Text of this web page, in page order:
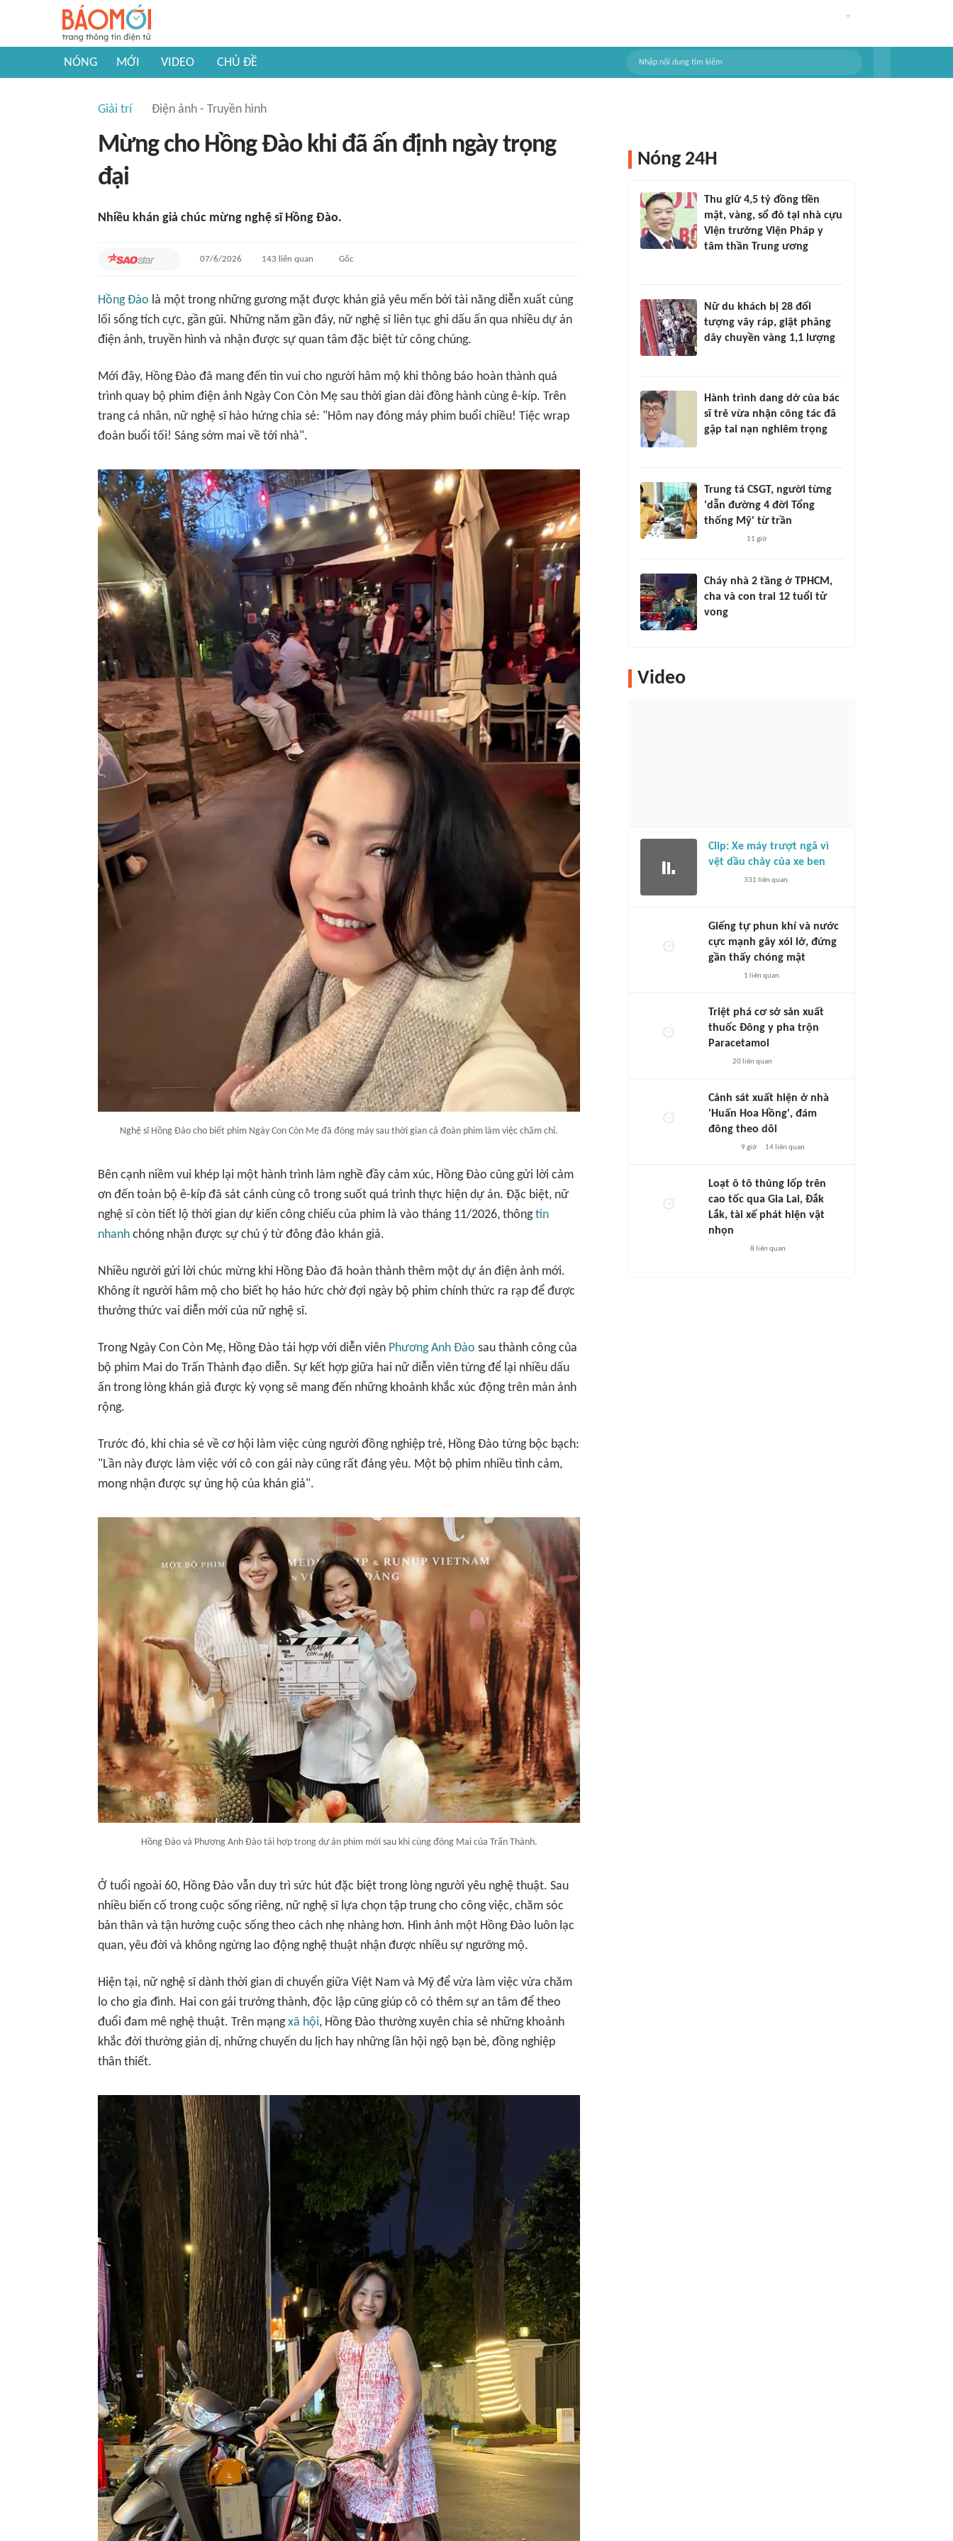
NÓNG MỚI VIDEO CHỦ ĐỀ
Giải trí Điện ảnh - Truyền hình
Mừng cho Hồng Đào khi đã ấn định ngày trọng
đại
Nhiều khán giả chúc mừng nghệ sĩ Hồng Đào.
07/6/2026 143 liên quan Gốc
Hồng Đào là một trong những gương mặt được khán giả yêu mến bởi tài năng diễn xuất cùng
lối sống tích cực, gần gũi. Những năm gần đây, nữ nghệ sĩ liên tục ghi dấu ấn qua nhiều dự án
điện ảnh, truyền hình và nhận được sự quan tâm đặc biệt từ công chúng.
Mới đây, Hồng Đào đã mang đến tin vui cho người hâm mộ khi thông báo hoàn thành quá
trình quay bộ phim điện ảnh Ngày Con Còn Mẹ sau thời gian dài đồng hành cùng ê-kíp. Trên
trang cá nhân, nữ nghệ sĩ hào hứng chia sẻ: "Hôm nay đóng máy phim buổi chiều! Tiệc wrap
đoàn buổi tối! Sáng sớm mai về tới nhà".
Nghệ sĩ Hồng Đào cho biết phim Ngày Con Còn Mẹ đã đóng máy sau thời gian cả đoàn phim làm việc chăm chỉ.
Bên cạnh niềm vui khép lại một hành trình làm nghề đầy cảm xúc, Hồng Đào cũng gửi lời cảm
ơn đến toàn bộ ê-kíp đã sát cánh cùng cô trong suốt quá trình thực hiện dự án. Đặc biệt, nữ
nghệ sĩ còn tiết lộ thời gian dự kiến công chiếu của phim là vào tháng 11/2026, thôngtin
nhanh chóng nhận được sự chú ý từ đông đảo khán giả.
Nhiều người gửi lời chúc mừng khi Hồng Đào đã hoàn thành thêm một dự án điện ảnh mới.
Không ít người hâm mộ cho biết họ háo hức chờ đợi ngày bộ phim chính thức ra rạp để được
thưởng thức vai diễn mới của nữ nghệ sĩ.
Trong Ngày Con Còn Mẹ, Hồng Đào tái hợp với diễn viên Phương Anh Đào sau thành công của
bộ phim Mai do Trấn Thành đạo diễn. Sự kết hợp giữa hai nữ diễn viên từng để lại nhiều dấu
ấn trong lòng khán giả được kỳ vọng sẽ mang đến những khoảnh khắc xúc động trên màn ảnh
rộng.
Trước đó, khi chia sẻ về cơ hội làm việc cùng người đồng nghiệp trẻ, Hồng Đào từng bộc bạch:
"Lần này được làm việc với cô con gái này cũng rất đáng yêu. Một bộ phim nhiều tình cảm,
mong nhận được sự ủng hộ của khán giả".
Hồng Đào và Phương Anh Đào tái hợp trong dự án phim mới sau khi cùng đóng Mai của Trấn Thành.
Ở tuổi ngoài 60, Hồng Đào vẫn duy trì sức hút đặc biệt trong lòng người yêu nghệ thuật. Sau
nhiều biến cố trong cuộc sống riêng, nữ nghệ sĩ lựa chọn tập trung cho công việc, chăm sóc
bản thân và tận hưởng cuộc sống theo cách nhẹ nhàng hơn. Hình ảnh một Hồng Đào luôn lạc
quan, yêu đời và không ngừng lao động nghệ thuật nhận được nhiều sự ngưỡng mộ.
Hiện tại, nữ nghệ sĩ dành thời gian di chuyển giữa Việt Nam và Mỹ để vừa làm việc vừa chăm
lo cho gia đình. Hai con gái trưởng thành, độc lập cũng giúp cô có thêm sự an tâm để theo
đuổi đam mê nghệ thuật. Trên mạngxã hội, Hồng Đào thường xuyên chia sẻ những khoảnh
khắc đời thường giản dị, những chuyến du lịch hay những lần hội ngộ bạn bè, đồng nghiệp
thân thiết.
Nóng 24H
Thu giữ 4,5 tỷ đồng tiền
mặt, vàng, sổ đỏ tại nhà cựu
Viện trưởng Viện Pháp y
tâm thần Trung ương
Nữ du khách bị 28 đối
tượng vây ráp, giật phăng
dây chuyền vàng 1,1 lượng
Hành trình dang dở của bác
sĩ trẻ vừa nhận công tác đã
gặp tai nạn nghiêm trọng
Trung tá CSGT, người từng
'dẫn đường 4 đời Tổng
thống Mỹ' từ trần
11 giờ
Cháy nhà 2 tầng ở TPHCM,
cha và con trai 12 tuổi tử
vong
Video
Clip: Xe máy trượt ngã vì
vệt dầu chảy của xe ben
331 liên quan
Giếng tự phun khí và nước
cực mạnh gây xói lở, đứng
gần thấy chóng mặt
1 liên quan
Triệt phá cơ sở sản xuất
thuốc Đông y pha trộn
Paracetamol
20liên quan
Cảnh sát xuất hiện ở nhà
'Huấn Hoa Hồng', đám
đông theo dõi
9 giờ 14liên quan
Loạt ô tô thủng lốp trên
cao tốc qua Gia Lai, Đắk
Lắk, tài xế phát hiện vật
nhọn
8 liên quan